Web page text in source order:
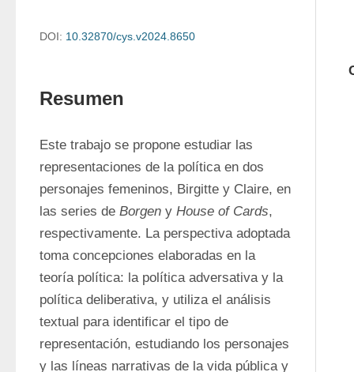
DOI: 10.32870/cys.v2024.8650
Resumen
Este trabajo se propone estudiar las
representaciones de la política en dos
personajes femeninos, Birgitte y Claire, en
las series de Borgen y House of Cards,
respectivamente. La perspectiva adoptada
toma concepciones elaboradas en la
teoría política: la política adversativa y la
política deliberativa, y utiliza el análisis
textual para identificar el tipo de
representación, estudiando los personajes
y las líneas narrativas de la vida pública y